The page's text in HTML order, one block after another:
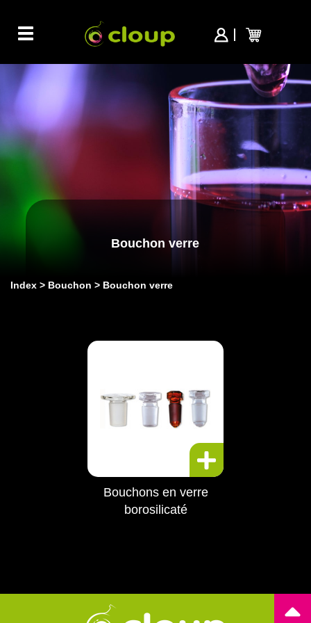
Toggle
navigation
Bouchon verre
Index Bouchon Bouchon verre
Bouchons en verre
borosilicaté